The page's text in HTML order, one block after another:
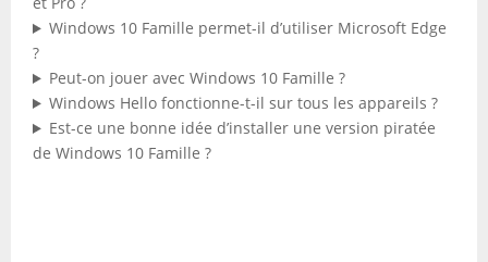
Windows 10 Famille permet-il d’utiliser Microsoft Edge
?
Peut-on jouer avec Windows 10 Famille ?
Windows Hello fonctionne-t-il sur tous les appareils ?
Est-ce une bonne idée d’installer une version piratée
de Windows 10 Famille ?